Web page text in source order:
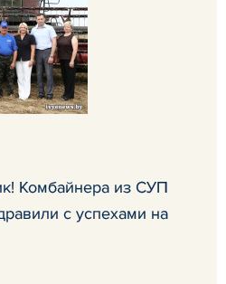
Комбайнера из СУП
с успехами на